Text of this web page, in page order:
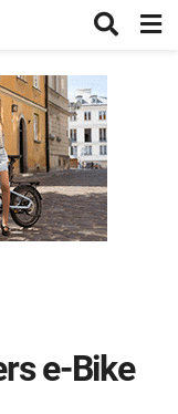
e-Bike